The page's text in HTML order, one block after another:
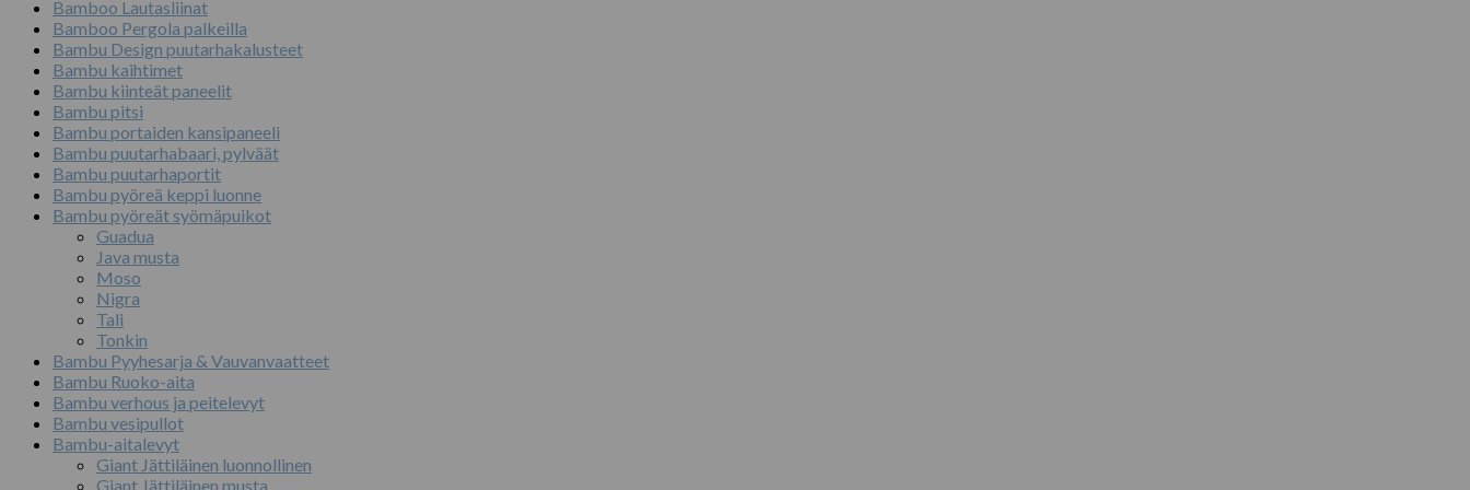
Bamboo Lautasliinat
Bamboo Pergola palkeilla
Bambu Design puutarhakalusteet
Bambu kaihtimet
Bambu kiinteät paneelit
Bambu pitsi
Bambu portaiden kansipaneeli
Bambu puutarhabaari, pylväät
Bambu puutarhaportit
Bambu pyöreä keppi luonne
Bambu pyöreät syömäpuikot
Guadua
Java musta
Moso
Nigra
Tali
Tonkin
Bambu Pyyhesarja & Vauvanvaatteet
Bambu Ruoko-aita
Bambu verhous ja peitelevyt
Bambu vesipullot
Bambu-aitalevyt
Giant Jättiläinen luonnollinen
Giant Jättiläinen musta